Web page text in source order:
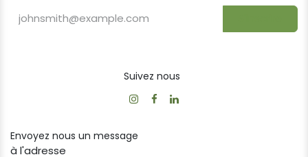
Suivez nous
Envoyez nous un message
à l'adresse